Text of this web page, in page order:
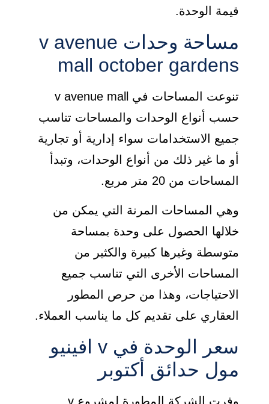
قيمة الوحدة.
مساحة وحدات v avenue
mall october gardens
تنوعت المساحات في v avenue mall
حسب أنواع الوحدات والمساحات تناسب
جميع الاستخدامات سواء إدارية أو تجارية
أو ما غير ذلك من أنواع الوحدات، وتبدأ
المساحات من 20 متر مربع.
وهي المساحات المرنة التي يمكن من
خلالها الحصول على وحدة بمساحة
متوسطة وغيرها كبيرة والكثير من
المساحات الأخرى التي تناسب جميع
الاحتياجات، وهذا من حرص المطور
العقاري على تقديم كل ما يناسب العملاء.
سعر الوحدة في v افينيو
مول حدائق أكتوبر
وفرت الشركة المطورة لمشروع v